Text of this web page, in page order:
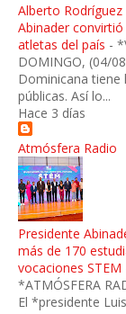
Alberto
Abinader
atletas del país -
DOMINGO, (04/
Dominicana tiene
públicas. Así lo...
Hace 3 días
Atmósfera Radio
Presidente
más de 170
vocaciones STEM
*ATMÓSFERA
El *presidente